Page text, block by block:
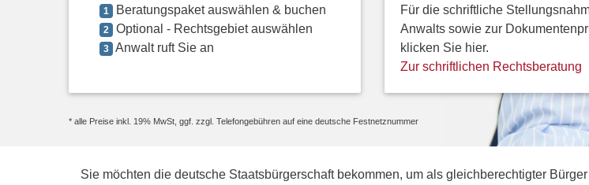
1 Beratungspaket auswählen & buchen
2 Optional - Rechtsgebiet auswählen
3 Anwalt ruft Sie an
Für die schriftliche
Anwalts sowie zur
klicken Sie hier.
Zur schriftlichen Rechtsberatung
* alle Preise inkl. 19% MwSt, ggf. zzgl. Telefongebühren auf eine deutsche Festnetznummer
Sie möchten die deutsche Staatsbürgerschaft bekommen, um als gleichberechtigter